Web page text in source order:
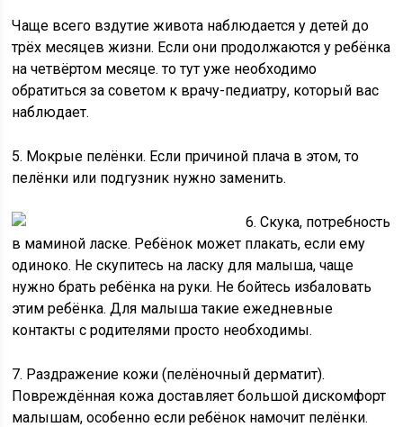
Чаще всего вздутие живота наблюдается у детей до
трёх месяцев жизни. Если они продолжаются у ребёнка
на четвёртом месяце. то тут уже необходимо
обратиться за советом к врачу-педиатру, который вас
наблюдает.
5. Мокрые пелёнки. Если причиной плача в этом, то
пелёнки или подгузник нужно заменить.
6. Скука, потребность
в маминой ласке. Ребёнок может плакать, если ему
одиноко. Не скупитесь на ласку для малыша, чаще
нужно брать ребёнка на руки. Не бойтесь избаловать
этим ребёнка. Для малыша такие ежедневные
контакты с родителями просто необходимы.
7. Раздражение кожи (пелёночный дерматит).
Повреждённая кожа доставляет большой дискомфорт
малышам, особенно если ребёнок намочит пелёнки.